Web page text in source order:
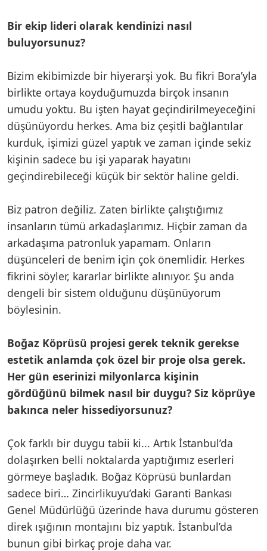
Bir ekip lideri olarak kendinizi nasıl
buluyorsunuz?
Bizim ekibimizde bir hiyerarşi yok. Bu fikri Bora’yla
birlikte ortaya koyduğumuzda birçok insanın
umudu yoktu. Bu işten hayat geçindirilmeyeceğini
düşünüyordu herkes. Ama biz çeşitli bağlantılar
kurduk, işimizi güzel yaptık ve zaman içinde sekiz
kişinin sadece bu işi yaparak hayatını
geçindirebileceği küçük bir sektör haline geldi.
Biz patron değiliz. Zaten birlikte çalıştığımız
insanların tümü arkadaşlarımız. Hiçbir zaman da
arkadaşıma patronluk yapamam. Onların
düşünceleri de benim için çok önemlidir. Herkes
fikrini söyler, kararlar birlikte alınıyor. Şu anda
dengeli bir sistem olduğunu düşünüyorum
böylesinin.
Boğaz Köprüsü projesi gerek teknik gerekse
estetik anlamda çok özel bir proje olsa gerek.
Her gün eserinizi milyonlarca kişinin
gördüğünü bilmek nasıl bir duygu? Siz köprüye
bakınca neler hissediyorsunuz?
Çok farklı bir duygu tabii ki... Artık İstanbul’da
dolaşırken belli noktalarda yaptığımız eserleri
görmeye başladık. Boğaz Köprüsü bunlardan
sadece biri… Zincirlikuyu’daki Garanti Bankası
Genel Müdürlüğü üzerinde hava durumu gösteren
direk ışığının montajını biz yaptık. İstanbul’da
bunun gibi birkaç proje daha var.